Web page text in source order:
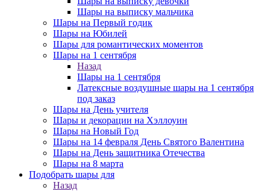
Шары на выписку мальчика
Шары на Первый годик
Шары на Юбилей
Шары для романтических моментов
Шары на 1 сентября
Назад
Шары на 1 сентября
Латексные воздушные шары на 1 сентября
под заказ
Шары на День учителя
Шары и декорации на Хэллоуин
Шары на Новый Год
Шары на 14 февраля День Святого Валентина
Шары на День защитника Отечества
Шары на 8 марта
Подобрать шары для
Назад